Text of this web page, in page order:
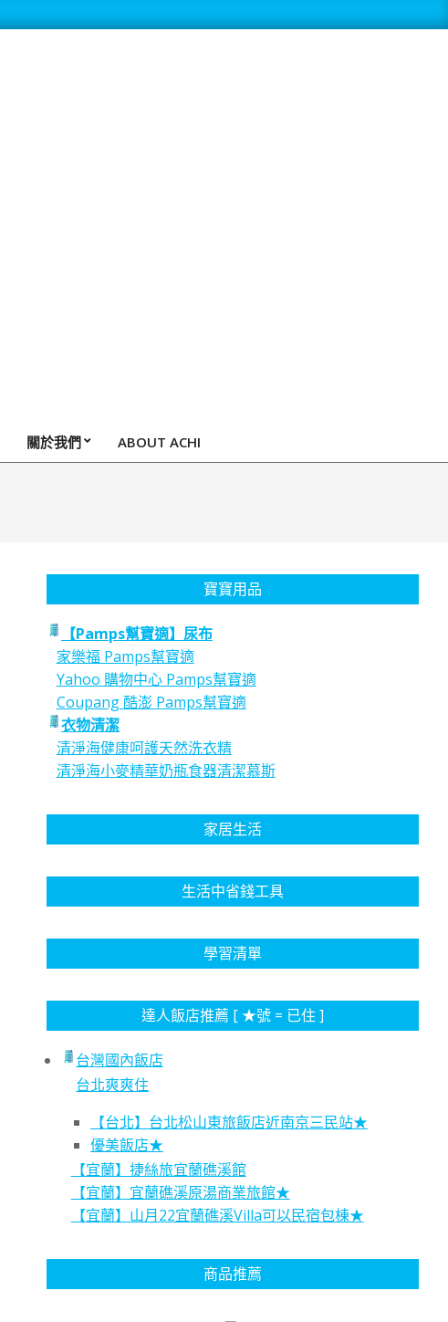
關於我們 ABOUT ACHI
寶寶用品
【Pamps幫寶適】尿布
家樂福 Pamps幫寶適
Yahoo 購物中心 Pamps幫寶適
Coupang 酷澎 Pamps幫寶適
衣物清潔
清淨海健康呵護天然洗衣精
清淨海小麥精華奶瓶食器清潔慕斯
家居生活
生活中省錢工具
學習清單
達人飯店推薦 [ ★號 = 已住 ]
台灣國內飯店
台北爽爽住
【台北】台北松山東旅飯店近南京三民站★
優美飯店★
【宜蘭】捷絲旅宜蘭礁溪館
【宜蘭】宜蘭礁溪原湯商業旅館★
【宜蘭】山月22宜蘭礁溪Villa可以民宿包棟★
商品推薦